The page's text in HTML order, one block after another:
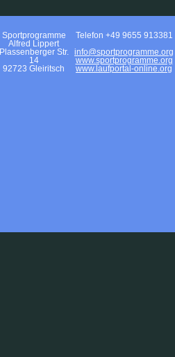
Sportprogramme
Alfred Lippert
Plassenberger Str.
14
92723 Gleiritsch
Telefon +49 9655 913381
info@sportprogramme.org
www.sportprogramme.org
www.laufportal-online.org